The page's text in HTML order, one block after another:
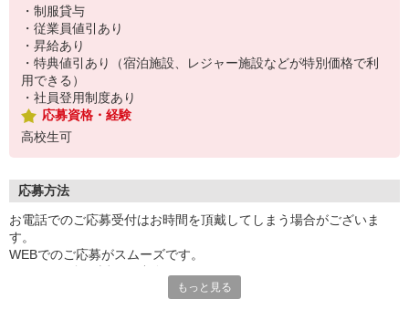
・制服貸与
・従業員値引あり
・昇給あり
・特典値引あり（宿泊施設、レジャー施設などが特別価格で利
用できる）
・社員登用制度あり
応募資格・経験
高校生可
応募方法
お電話でのご応募受付はお時間を頂戴してしまう場合がございま
す。
WEBでのご応募がスムーズです。
もっと見る